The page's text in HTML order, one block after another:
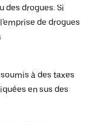
des drogues. Si
de drogues
à des taxes
en sus des